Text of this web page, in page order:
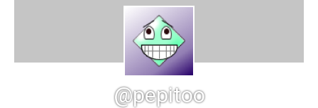
@pepitoo